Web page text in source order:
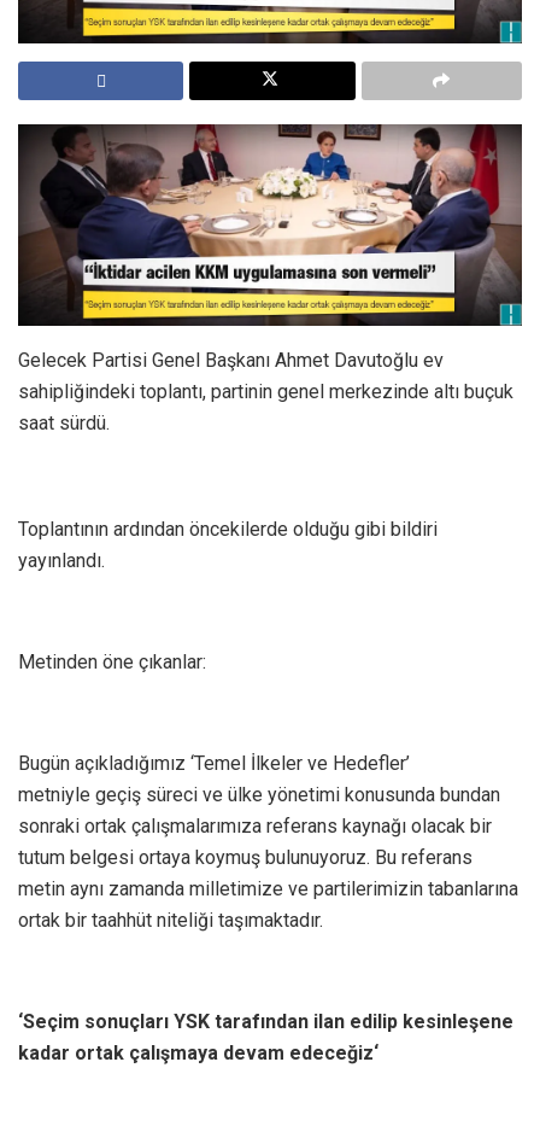
Gelecek Partisi Genel Başkanı Ahmet Davutoğlu ev
sahipliğindeki toplantı, partinin genel merkezinde altı buçuk
saat sürdü.
Toplantının ardından öncekilerde olduğu gibi bildiri
yayınlandı.
Metinden öne çıkanlar:
Bugün açıkladığımız ‘Temel İlkeler ve Hedefler’
metniyle geçiş süreci ve ülke yönetimi konusunda bundan
sonraki ortak çalışmalarımıza referans kaynağı olacak bir
tutum belgesi ortaya koymuş bulunuyoruz. Bu referans
metin aynı zamanda milletimize ve partilerimizin tabanlarına
ortak bir taahhüt niteliği taşımaktadır.
‘Seçim sonuçları YSK tarafından ilan edilip kesinleşene
kadar ortak çalışmaya devam edeceğiz‘